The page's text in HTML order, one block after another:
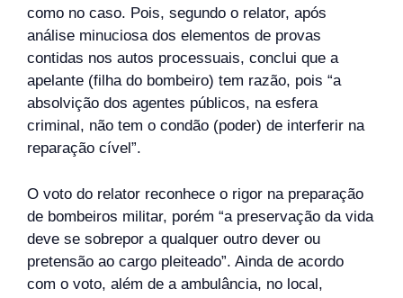
como no caso. Pois, segundo o relator, após
análise minuciosa dos elementos de provas
contidas nos autos processuais, conclui que a
apelante (filha do bombeiro) tem razão, pois “a
absolvição dos agentes públicos, na esfera
criminal, não tem o condão (poder) de interferir na
reparação cível”.
O voto do relator reconhece o rigor na preparação
de bombeiros militar, porém “a preservação da vida
deve se sobrepor a qualquer outro dever ou
pretensão ao cargo pleiteado”. Ainda de acordo
com o voto, além de a ambulância, no local,